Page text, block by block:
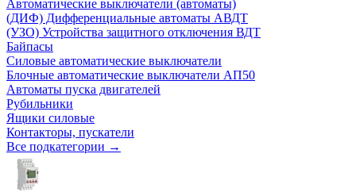
Автоматические выключатели (автоматы)
(ДИФ) Дифференциальные автоматы АВДТ
(УЗО) Устройства защитного отключения ВДТ
Байпасы
Силовые автоматические выключатели
Блочные автоматические выключатели АП50
Автоматы пуска двигателей
Рубильники
Ящики силовые
Контакторы, пускатели
Все подкатегории →